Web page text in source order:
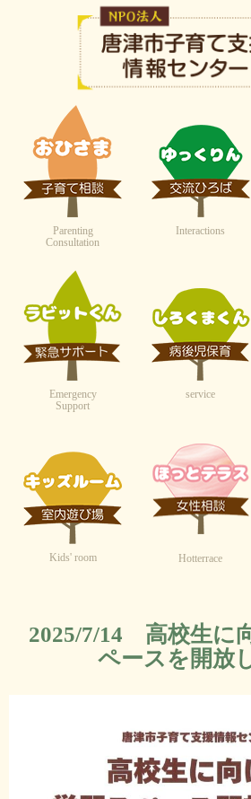
Parenting
Consultation
Interactions
Emergency
Support
service
Kids' room Hotterrace
2025/7/14 高校生に
ペースを開放